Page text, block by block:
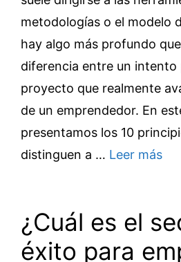
metodologías o el modelo
hay algo más profundo
diferencia entre un intento
proyecto que realmente
de un emprendedor. En
presentamos los 10
distinguen a … Leer más
¿Cuál es el
éxito para